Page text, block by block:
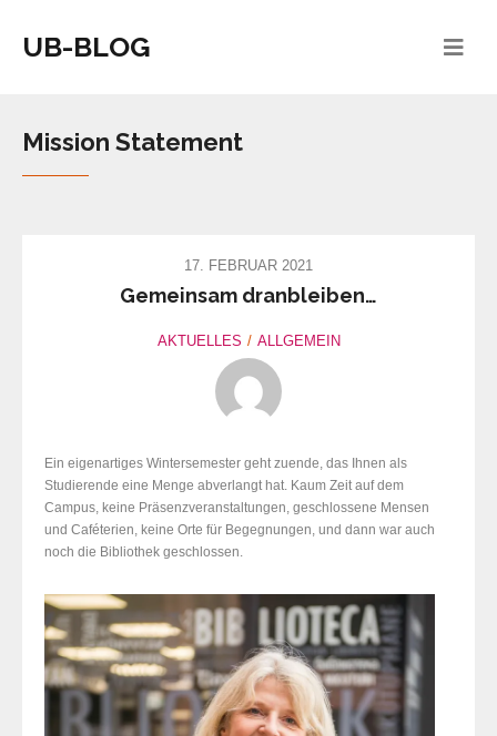
UB-BLOG
Mission Statement
17. FEBRUAR 2021
Gemeinsam dranbleiben…
AKTUELLES ALLGEMEIN
Ein eigenartiges Wintersemester geht zuende, das Ihnen als
Studierende eine Menge abverlangt hat. Kaum Zeit auf dem
Campus, keine Präsenzveranstaltungen, geschlossene Mensen
und Caféterien, keine Orte für Begegnungen, und dann war auch
noch die Bibliothek geschlossen.